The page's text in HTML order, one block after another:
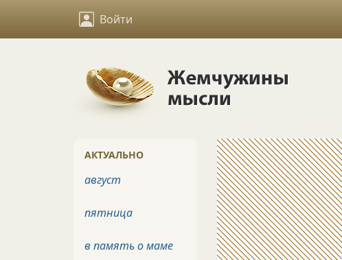
Войти
АКТУАЛЬНО
август
пятница
в память о маме